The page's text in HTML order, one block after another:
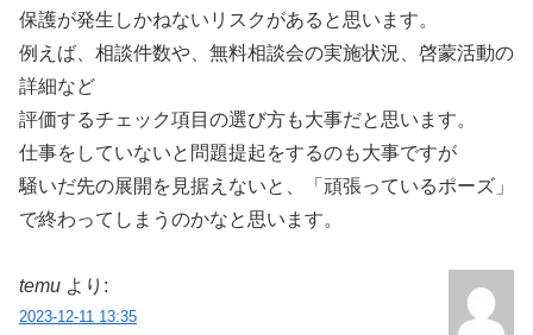
保護が発生しかねないリスクがあると思います。
例えば、相談件数や、無料相談会の実施状況、啓蒙活動の
詳細など
評価するチェック項目の選び方も大事だと思います。
仕事をしていないと問題提起をするのも大事ですが
騒いだ先の展開を見据えないと、「頑張っているポーズ」
で終わってしまうのかなと思います。
temu より:
2023-12-11 13:35